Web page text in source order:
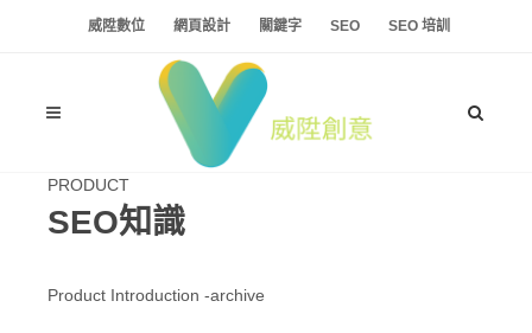
威陞數位 網頁設計 關鍵字 SEO SEO 培訓
PRODUCT
SEO知識
Product Introduction -archive